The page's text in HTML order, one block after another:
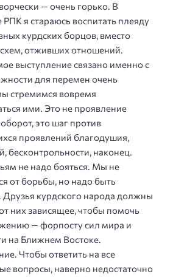
— очень горько. В
РПК я стараюсь воспитать плеяду
курдских борцов, вместо
отживших отношений.
выступление связано именно с
для перемен очень
стремимся вовремя
ими. Это не проявление
это шаг против
проявлений благодушия,
бесконтрольности, наконец.
не надо бояться. Мы не
от борьбы, но надо быть
Друзья курдского народа должны
них зависящее, чтобы помочь
— форпосту сил мира и
на Ближнем Востоке.
Чтобы ответить на все
вопросы, наверно недостаточно